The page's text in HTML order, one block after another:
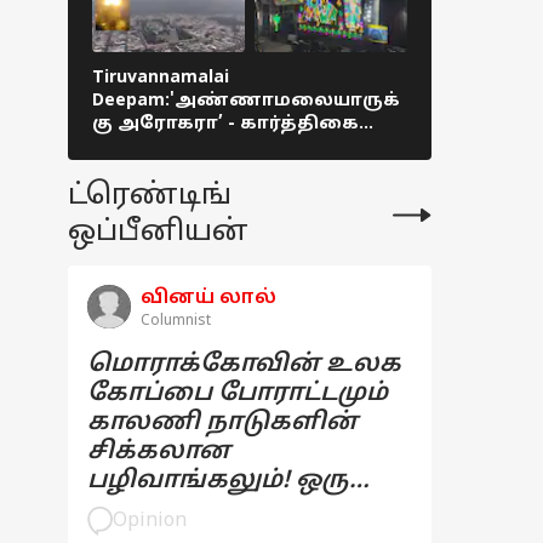
Tiruvannamalai
Deepam:'அண்ணாமலையாருக்
கு அரோகரா’ - கார்த்திகை
ட்ரெண்டிங்
ஒப்பீனியன்
வினய் லால்
Columnist
மொராக்கோவின் உலக
கோப்பை போராட்டமும்
காலணி நாடுகளின்
சிக்கலான
பழிவாங்கலும்! ஒரு
பார்வை
Opinion